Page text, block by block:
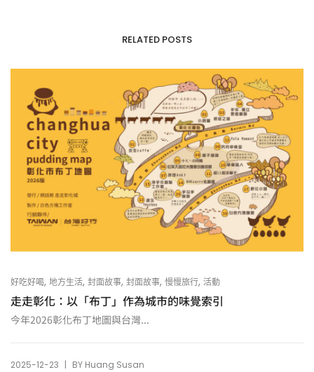
RELATED POSTS
好吃好喝, 地方生活, 封面故事, 封面故事, 慢慢旅行, 活動
走走彰化：以「布丁」作為城市的味覺索引
今年2026彰化布丁地圖與台灣...
2025-12-23 | BY Huang Susan